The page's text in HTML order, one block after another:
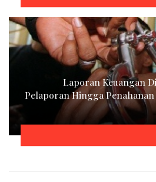
Laporan Keuangan
Pelaporan Hingga